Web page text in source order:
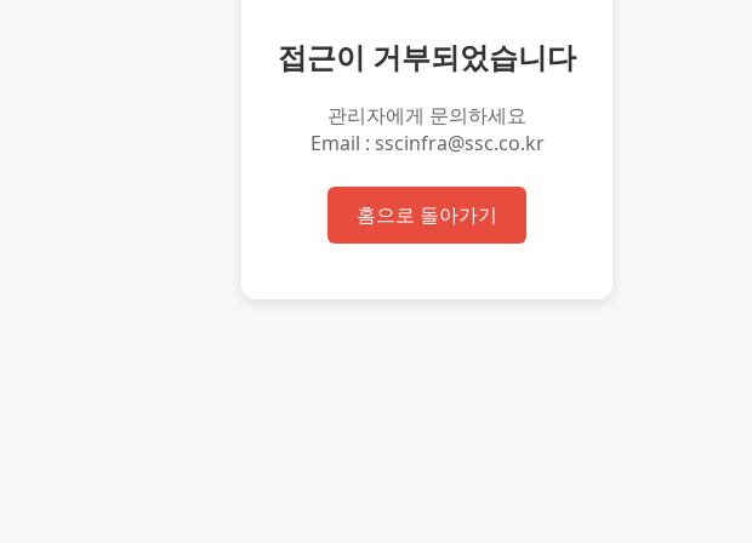
접근이 거부되었습니다
관리자에게 문의하세요
Email : sscinfra@ssc.co.kr
홈으로 돌아가기